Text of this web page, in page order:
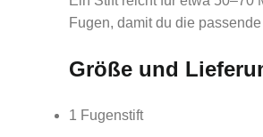
Fugen, damit du die
Größe und
1 Fugenstift